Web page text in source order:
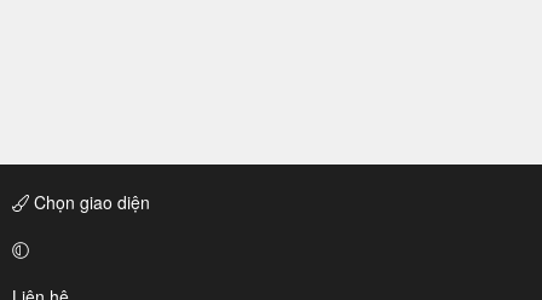
Chọn giao diện